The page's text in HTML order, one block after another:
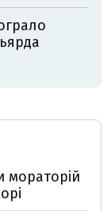
мораторій